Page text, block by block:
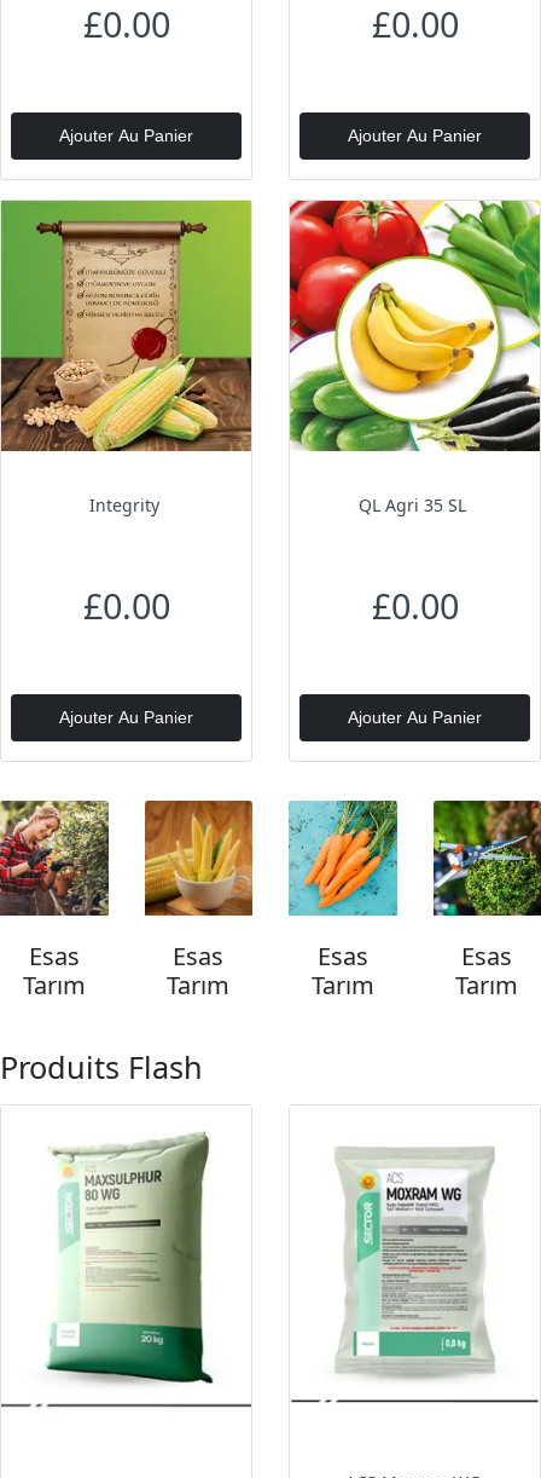
£0.00
Ajouter Au Panier
£0.00
Ajouter Au Panier
Integrity
£0.00
Ajouter Au Panier
QL Agri 35 SL
£0.00
Ajouter Au Panier
Esas
Tarım
Esas
Tarım
Esas
Tarım
Esas
Tarım
Produits Flash